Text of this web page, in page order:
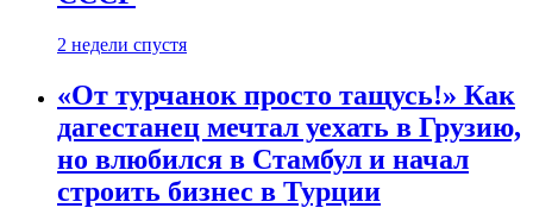
2 недели спустя
«От турчанок просто тащусь!» Как
дагестанец мечтал уехать в Грузию,
но влюбился в Стамбул и начал
строить бизнес в Турции